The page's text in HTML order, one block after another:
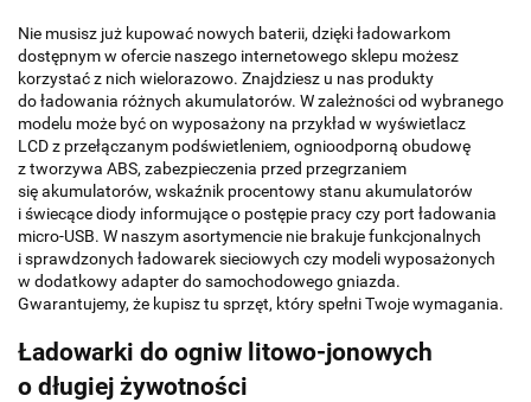
Nie musisz już kupować nowych baterii, dzięki ładowarkom
dostępnym w ofercie naszego internetowego sklepu możesz
korzystać z nich wielorazowo. Znajdziesz u nas produkty
do ładowania różnych akumulatorów. W zależności od wybranego
modelu może być on wyposażony na przykład w wyświetlacz
LCD z przełączanym podświetleniem, ognioodporną obudowę
z tworzywa ABS, zabezpieczenia przed przegrzaniem
się akumulatorów, wskaźnik procentowy stanu akumulatorów
i świecące diody informujące o postępie pracy czy port ładowania
micro-USB. W naszym asortymencie nie brakuje funkcjonalnych
i sprawdzonych ładowarek sieciowych czy modeli wyposażonych
w dodatkowy adapter do samochodowego gniazda.
Gwarantujemy, że kupisz tu sprzęt, który spełni Twoje wymagania.
Ładowarki do ogniw litowo-jonowych
o długiej żywotności